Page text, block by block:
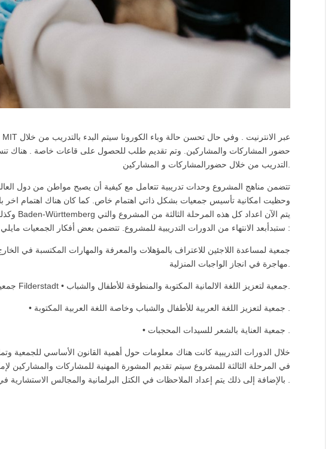
حضور المشاركات والمشاركين. وتم تقديم طلب للحصول على قاعات خاصة . هناك
التدريب من خلال حضورالمشاركات و المشاركين.
تتضمن مناهج المشروع وحدات تدريبية تتعامل مع كيفية أن يصبح مواطن من دول
وحظيت امكانية تأسيس جمعيات بشكل ذاتي اهتمام خاص. كما كان هناك اهتمام اخر
ستبدأبعد الانتهاء من الدورات التدريبية للمشروع. تتضمن بعض أفكار الجمعيات مايلي :
مهاجرة في انجاز الواجبات المنزلية.
• جمعية رعاية الثقافة السورية في Filderstadt • جمعية لتعزيز اللغة الالمانية المكتوبة والمنطوقة للأطفال والشباب.
• جمعية لتعزيز اللغة العربية للأطفال والشباب وخاصة اللغة العربية المكتوبة .
• جمعية العناية بالشعر للسيدات المحجبات .
خلال الدورات التدريبية كانت هناك معلومات حول أهمية القانون الأساسي للجمعية
في المرحلة الثالثة للمشروع سيتم تقديم المشورة المهنية للمشاركات والمشاركين
بالإضافة إلى ذلك يتم إعداد الملاحظات في الكتل البرلمانية والمجالس الاستشارية في برلمان الولاية .